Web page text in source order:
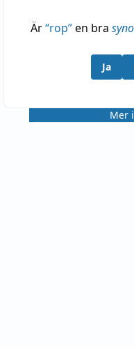
Är“rop”en bra
Ja
Mer